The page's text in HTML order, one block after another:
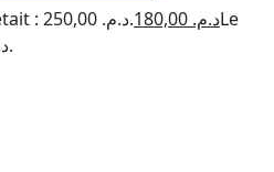
Le prix initial était : د.م. 250,00. د.م.Le
prix actuel est : د.م. 180,00.